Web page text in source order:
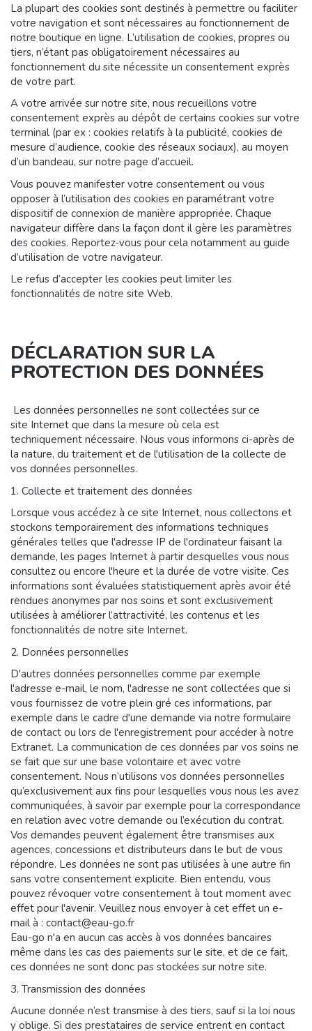
La plupart des cookies sont destinés à permettre ou faciliter
votre navigation et sont nécessaires au fonctionnement de
notre boutique en ligne. L’utilisation de cookies, propres ou
tiers, n’étant pas obligatoirement nécessaires au
fonctionnement du site nécessite un consentement exprès
de votre part.
A votre arrivée sur notre site, nous recueillons votre
consentement exprès au dépôt de certains cookies sur votre
terminal (par ex : cookies relatifs à la publicité, cookies de
mesure d’audience, cookie des réseaux sociaux), au moyen
d’un bandeau, sur notre page d’accueil.
Vous pouvez manifester votre consentement ou vous
opposer à l’utilisation des cookies en paramétrant votre
dispositif de connexion de manière appropriée. Chaque
navigateur diffère dans la façon dont il gère les paramètres
des cookies. Reportez-vous pour cela notamment au guide
d’utilisation de votre navigateur.
Le refus d’accepter les cookies peut limiter les
fonctionnalités de notre site Web.
DÉCLARATION SUR LA
PROTECTION DES DONNÉES
Les données personnelles ne sont collectées sur ce
site Internet que dans la mesure où cela est
techniquement nécessaire. Nous vous informons ci-après de
la nature, du traitement et de l'utilisation de la collecte de
vos données personnelles.
1. Collecte et traitement des données
Lorsque vous accédez à ce site Internet, nous collectons et
stockons temporairement des informations techniques
générales telles que l'adresse IP de l'ordinateur faisant la
demande, les pages Internet à partir desquelles vous nous
consultez ou encore l'heure et la durée de votre visite. Ces
informations sont évaluées statistiquement après avoir été
rendues anonymes par nos soins et sont exclusivement
utilisées à améliorer l’attractivité, les contenus et les
fonctionnalités de notre site Internet.
2. Données personnelles
D'autres données personnelles comme par exemple
l'adresse e-mail, le nom, l'adresse ne sont collectées que si
vous fournissez de votre plein gré ces informations, par
exemple dans le cadre d'une demande via notre formulaire
de contact ou lors de l'enregistrement pour accéder à notre
Extranet. La communication de ces données par vos soins ne
se fait que sur une base volontaire et avec votre
consentement. Nous n’utilisons vos données personnelles
qu’exclusivement aux fins pour lesquelles vous nous les avez
communiquées, à savoir par exemple pour la correspondance
en relation avec votre demande ou l’exécution du contrat.
Vos demandes peuvent également être transmises aux
agences, concessions et distributeurs dans le but de vous
répondre. Les données ne sont pas utilisées à une autre fin
sans votre consentement explicite. Bien entendu, vous
pouvez révoquer votre consentement à tout moment avec
effet pour l'avenir. Veuillez nous envoyer à cet effet un e-
mail à : contact@eau-go.fr
Eau-go n'a en aucun cas accès à vos données bancaires
même dans les cas des paiements sur le site, et de ce fait,
ces données ne sont donc pas stockées sur notre site.
3. Transmission des données
Aucune donnée n’est transmise à des tiers, sauf si la loi nous
y oblige. Si des prestataires de service entrent en contact